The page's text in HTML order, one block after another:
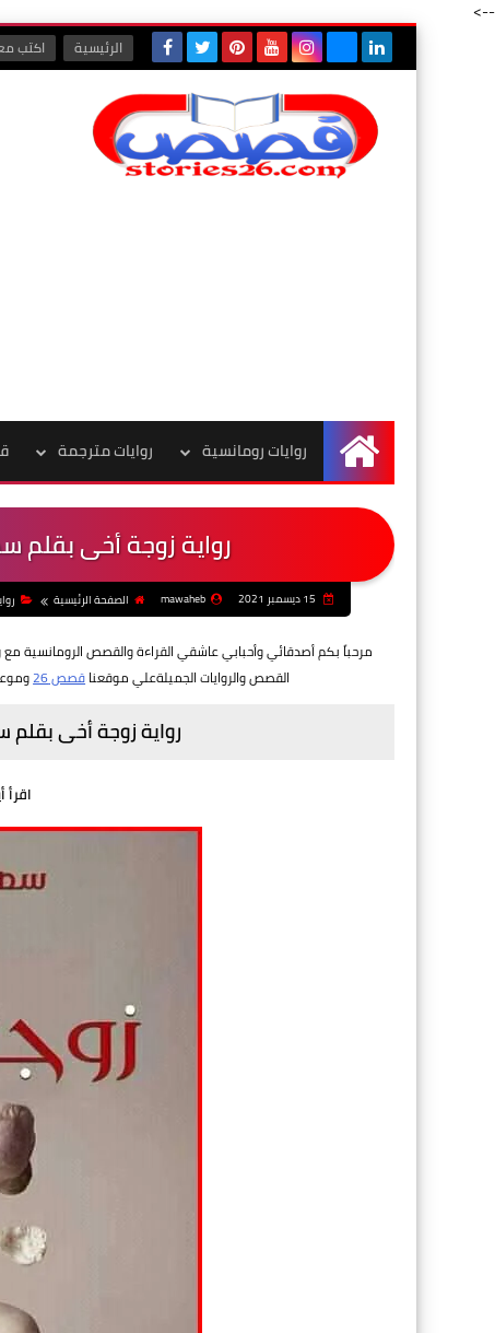
-->
الرئيسية اكتب
الرئيسية
روايات رومانسية روايات مترجمة
رواية زوجة أخى
mawaheb الصفحة الرئيسية
مرحباً بكم أصدقائي وأحبابي عاشقي القراءة والقصص الرومانسية
القصص والروايات الجميلةعلي موقعناقصص 26
رواية زوجة أخى
اقرأ